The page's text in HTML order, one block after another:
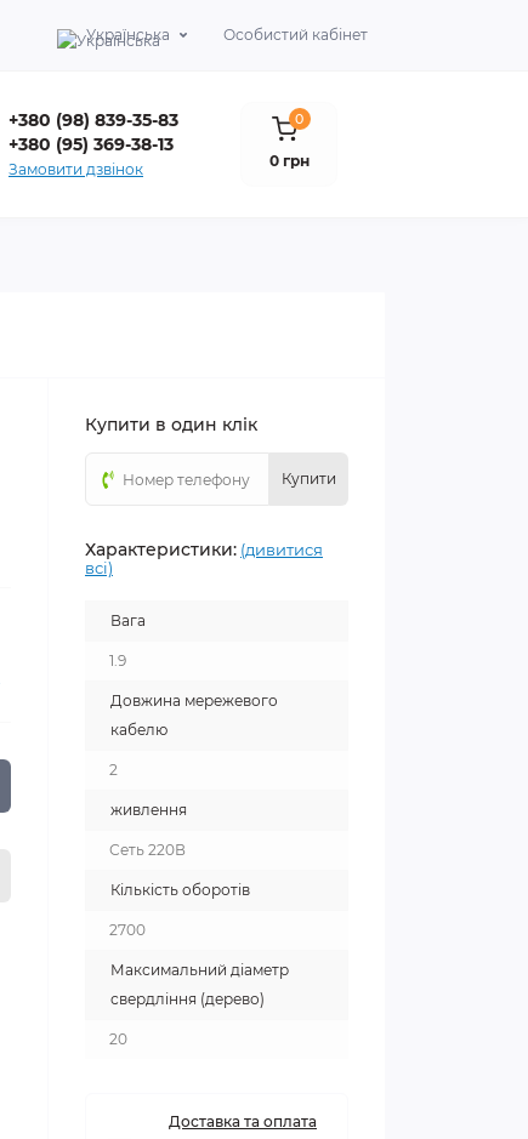
Українська Особистий кабінет
+380 (98) 839-35-83
+380 (95) 369-38-13
Замовити дзвінок
0
0 грн
Купити в один клік
Купити
Характеристики: (дивитися
всі)
Вага
1.9
Довжина мережевого
кабелю
2
живлення
Сеть 220В
Кількість оборотів
2700
Максимальний діаметр
свердління (дерево)
20
Доставка та оплата